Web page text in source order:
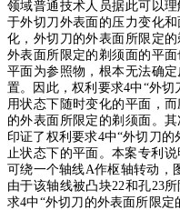
领域普通技术人员据此可以
于外切刀外表面的压力变化
化，外切刀的外表面所限定
外表面所限定的剃须面的平
平面为参照物，根本无法确
置。因此，权利要求4中“外切
用状态下随时变化的平面，
的外表面所限定的剃须面。
印证了权利要求4中“外切刀的
止状态下的平面。本案专利
可绕一个轴线A作枢轴转动，
由于该轴线被凸块22和孔23所
求4中“外切刀的外表面所限定